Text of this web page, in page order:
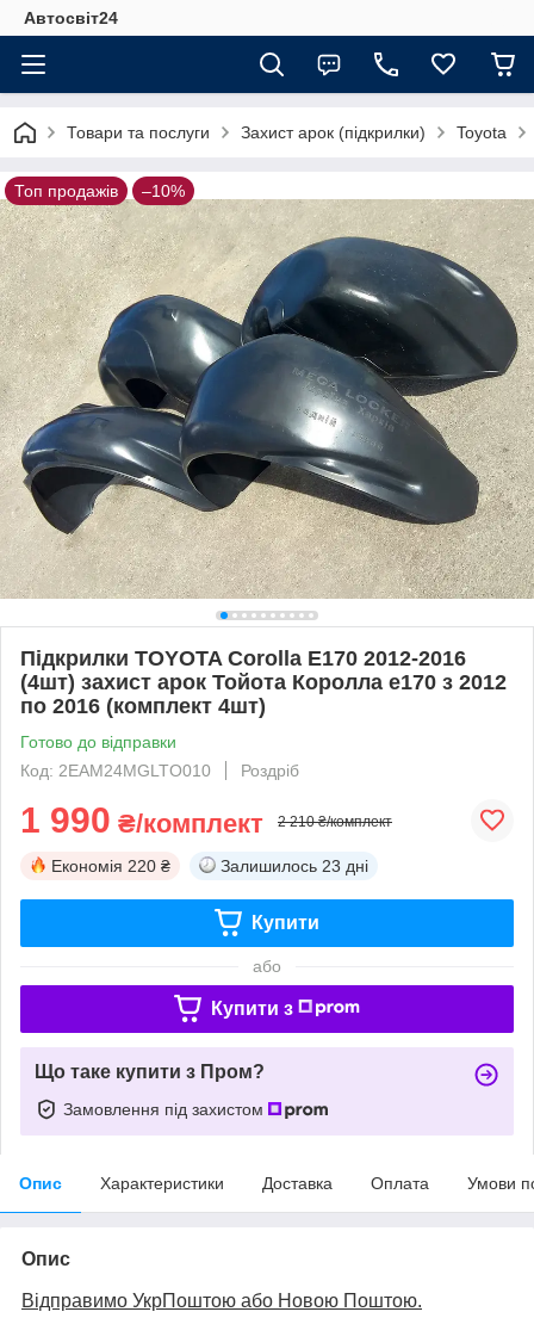
Автосвіт24
Товари та послуги Захист арок (підкрилки) Toyota
Топ продажів –10%
Підкрилки TOYOTA Corolla E170 2012-2016
(4шт) захист арок Тойота Королла е170 з 2012
по 2016 (комплект 4шт)
Готово до відправки
Код: 2EAM24MGLTO010
Роздріб
1 990 ₴/комплект 2 210 ₴/комплект
Економія 220 ₴ Залишилось 23 дні
Купити
або
Купити з
Що таке купити з Пром?
Замовлення під захистом
Опис Характеристики Доставка Оплата Умови
Опис
Відправимо УкрПоштою або Новою Поштою.